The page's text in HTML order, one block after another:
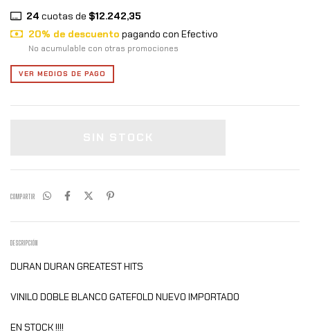
24 cuotas de $12.242,35
20% de descuento pagando con Efectivo
No acumulable con otras promociones
VER MEDIOS DE PAGO
COMPARTIR
DESCRIPCIÓN
DURAN DURAN GREATEST HITS
VINILO DOBLE BLANCO GATEFOLD NUEVO IMPORTADO
EN STOCK !!!!